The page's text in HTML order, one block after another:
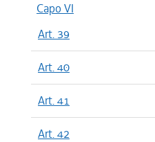
Capo VI
Art. 39
Art. 40
Art. 41
Art. 42